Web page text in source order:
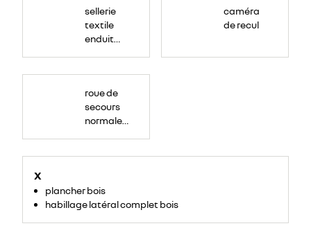
sellerie
textile
enduit
caméra
de recul
roue de
secours
normale
X
plancher bois
habillage latéral complet bois